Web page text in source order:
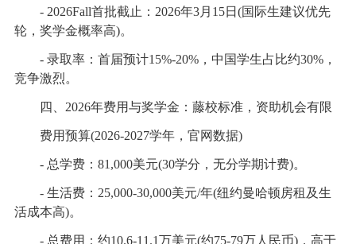
- 2026Fall首批截止：2026年3月15日(国际生建议优先
轮，奖学金概率高)。
- 录取率：首届预计15%-20%，中国学生占比约30%，
竞争激烈。
四、2026年费用与奖学金：藤校标准，资助机会有限
费用预算(2026-2027学年，官网数据)
- 总学费：81,000美元(30学分，无分学期计费)。
- 生活费：25,000-30,000美元/年(纽约曼哈顿房租及生
活成本高)。
- 总费用：约10.6-11.1万美元(约75-79万人民币)，高于